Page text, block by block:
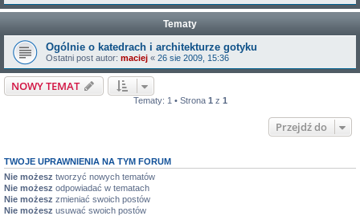
Tematy
Ogólnie o katedrach i architekturze gotyku
Ostatni post autor: maciej « 26 sie 2009, 15:36
NOWY TEMAT
Tematy: 1 • Strona 1 z 1
Przejdź do
TWOJE UPRAWNIENIA NA TYM FORUM
Nie możesz tworzyć nowych tematów
Nie możesz odpowiadać w tematach
Nie możesz zmieniać swoich postów
Nie możesz usuwać swoich postów